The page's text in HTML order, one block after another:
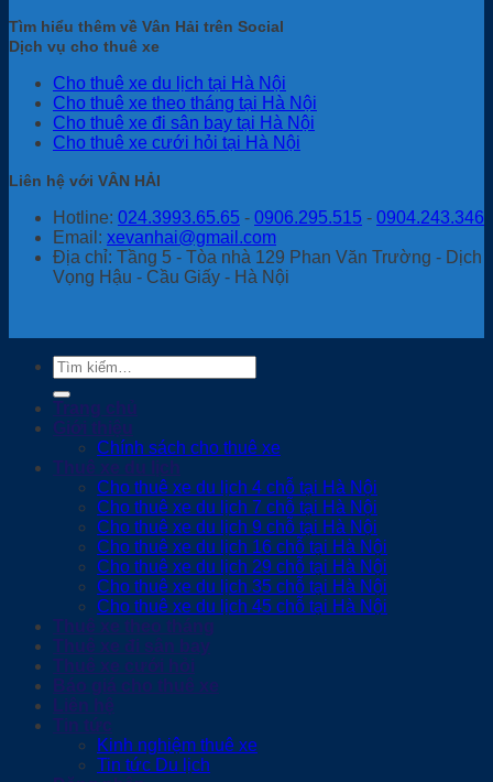
Tìm hiểu thêm về Vân Hải trên Social
Dịch vụ cho thuê xe
Cho thuê xe du lịch tại Hà Nội
Cho thuê xe theo tháng tại Hà Nội
Cho thuê xe đi sân bay tại Hà Nội
Cho thuê xe cưới hỏi tại Hà Nội
Liên hệ với VÂN HẢI
Hotline: 024.3993.65.65 - 0906.295.515 - 0904.243.346
Email: xevanhai@gmail.com
Địa chỉ: Tầng 5 - Tòa nhà 129 Phan Văn Trường - Dịch
Vọng Hậu - Cầu Giấy - Hà Nội
Tìm
kiếm:
Trang chủ
Giới thiệu
Chính sách cho thuê xe
Thuê xe du lịch
Cho thuê xe du lịch 4 chỗ tại Hà Nội
Cho thuê xe du lịch 7 chỗ tại Hà Nội
Cho thuê xe du lịch 9 chỗ tại Hà Nội
Cho thuê xe du lịch 16 chỗ tại Hà Nội
Cho thuê xe du lịch 29 chỗ tại Hà Nội
Cho thuê xe du lịch 35 chỗ tại Hà Nội
Cho thuê xe du lịch 45 chỗ tại Hà Nội
Thuê xe theo tháng
Thuê xe đi sân bay
Thuê xe cưới hỏi
Báo giá cho thuê xe
Liên hệ
Tin tức
Kinh nghiệm thuê xe
Tin tức Du lịch